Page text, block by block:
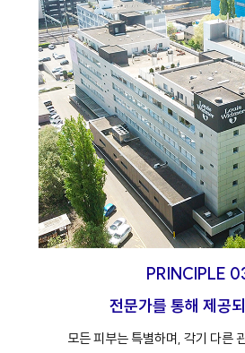
PRINCIPLE
전문가를 통해 제공
모든 피부는 특별하며, 각기 다른